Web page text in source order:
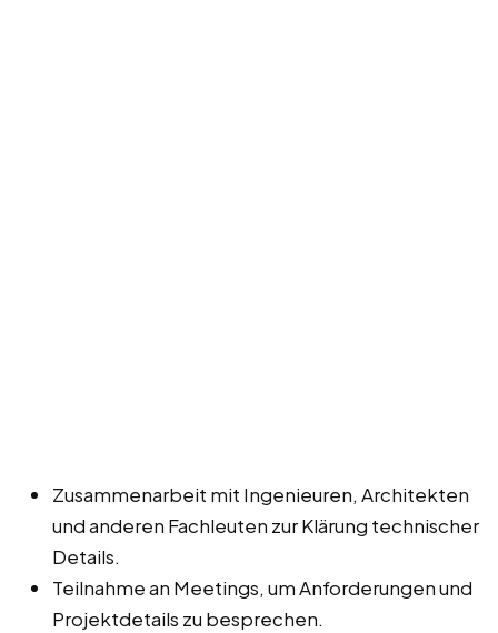
Zusammenarbeit mit Ingenieuren, Architekten
und anderen Fachleuten zur Klärung technischer
Details.
Teilnahme an Meetings, um Anforderungen und
Projektdetails zu besprechen.